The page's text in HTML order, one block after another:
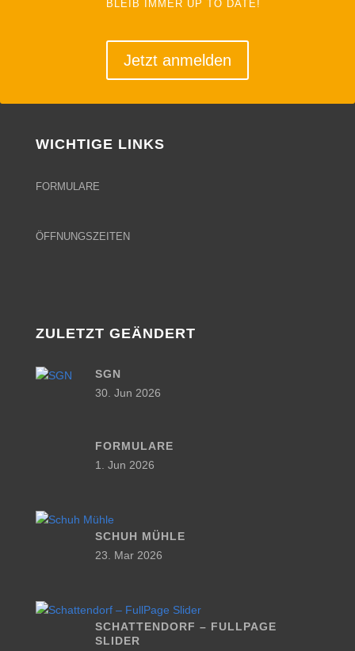
BLEIB IMMER UP TO DATE!
Jetzt anmelden
WICHTIGE LINKS
FORMULARE
ÖFFNUNGSZEITEN
ZULETZT GEÄNDERT
SGN
30. Jun 2026
FORMULARE
1. Jun 2026
SCHUH MÜHLE
23. Mar 2026
SCHATTENDORF – FULLPAGE
SLIDER